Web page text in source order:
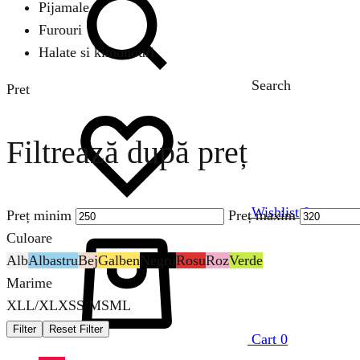
Search
Wishlist 0
Cart 0
Pijamale
Furouri
Halate si kimonouri
Pret
Filtrează după preț
Preț minim Preț maxim
Culoare
AlbAlbastruBejGalbenNegru RosuRozVerde
Marime
XLL/XLXSS/MSML
Filter Reset Filter